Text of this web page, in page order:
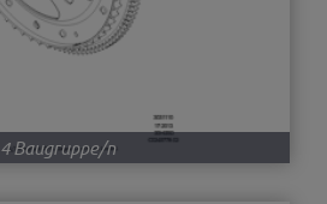
4 Baugruppe/n